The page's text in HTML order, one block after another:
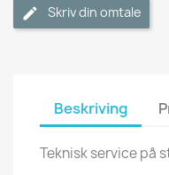
Skriv din omtale
Beskriving
Teknisk service på